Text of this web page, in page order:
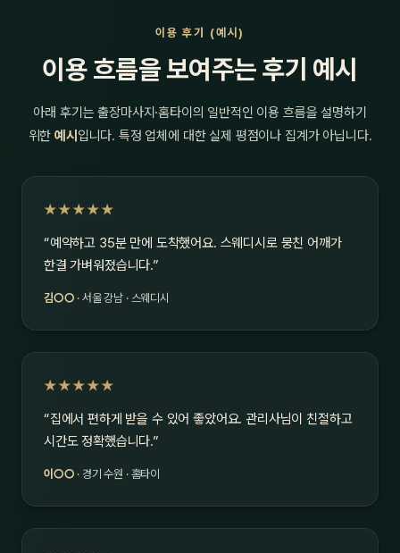
이용 후기 (예시)
이용 흐름을 보여주는 후기 예시
아래 후기는 출장마사지·홈타이의 일반적인 이용 흐름을 설명하기
위한예시 입니다. 특정 업체에 대한 실제 평점이나 집계가 아닙니다.
★★★★★
“예약하고 35분 만에 도착했어요. 스웨디시로 뭉친 어깨가
한결 가벼워졌습니다.”
김○○ · 서울 강남 · 스웨디시
★★★★★
“집에서 편하게 받을 수 있어 좋았어요. 관리사님이 친절하고
시간도 정확했습니다.”
이○○ · 경기 수원 · 홈타이